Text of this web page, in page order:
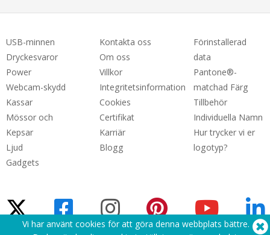
USB-minnen
Dryckesvaror
Power
Webcam-skydd
Kassar
Mössor och
Kepsar
Ljud
Gadgets
Kontakta oss
Om oss
Villkor
Integritetsinformation
Cookies
Certifikat
Karriär
Blogg
Förinstallerad
data
Pantone®-
matchad Färg
Tillbehör
Individuella Namn
Hur trycker vi er
logotyp?
Vi har använt cookies för att göra denna webbplats bättre.